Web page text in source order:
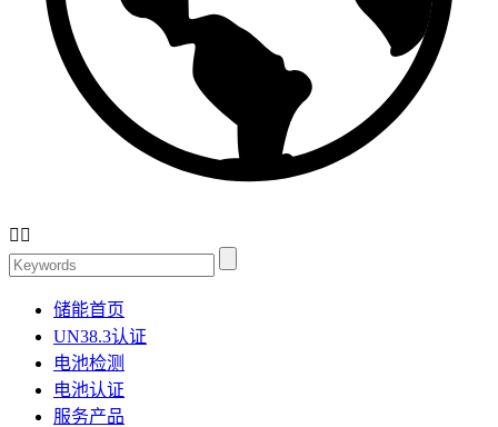
 
储能首页
UN38.3认证
电池检测
电池认证
服务产品